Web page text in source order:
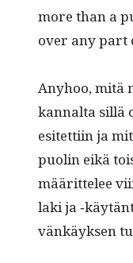
more than a
over any part
Any­hoo, mitä
kannal­ta sil­lä
esitet­ti­in ja
puolin eikä
määrit­telee
laki ja
vänkäyk­sen